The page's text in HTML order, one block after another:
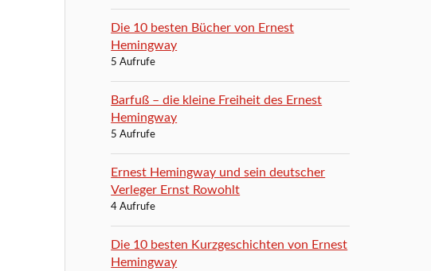
Die 10 besten Bücher von Ernest
Hemingway
5 Aufrufe
Barfuß – die kleine Freiheit des Ernest
Hemingway
5 Aufrufe
Ernest Hemingway und sein deutscher
Verleger Ernst Rowohlt
4 Aufrufe
Die 10 besten Kurzgeschichten von Ernest
Hemingway